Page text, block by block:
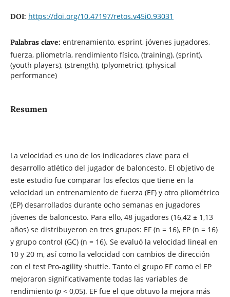
DOI: https://doi.org/10.47197/retos.v45i0.93031
Palabras clave: entrenamiento, esprint, jóvenes jugadores,
fuerza, pliometría, rendimiento físico, (training), (sprint),
(youth players), (strength), (plyometric), (physical
performance)
Resumen
La velocidad es uno de los indicadores clave para el
desarrollo atlético del jugador de baloncesto. El objetivo de
este estudio fue comparar los efectos que tiene en la
velocidad un entrenamiento de fuerza (EF) y otro pliométrico
(EP) desarrollados durante ocho semanas en jugadores
jóvenes de baloncesto. Para ello, 48 jugadores (16,42 ± 1,13
años) se distribuyeron en tres grupos: EF (n = 16), EP (n = 16)
y grupo control (GC) (n = 16). Se evaluó la velocidad lineal en
10 y 20 m, así como la velocidad con cambios de dirección
con el test Pro-agility shuttle. Tanto el grupo EF como el EP
mejoraron significativamente todas las variables de
rendimiento (p< 0,05). EF fue el que obtuvo la mejora más